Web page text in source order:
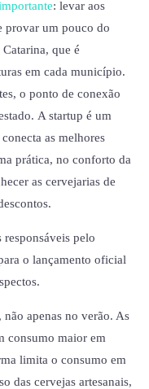
: levar aos
provar um pouco do
que é
em cada município.
o ponto de conexão
A startup é um
as melhores
prática, no conforto da
as cervejarias de
responsáveis pelo
o lançamento oficial
apenas no verão. As
consumo maior em
limita o consumo em
das cervejas artesanais,